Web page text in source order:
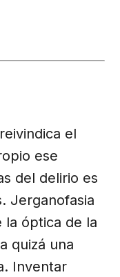
el
ese
del delirio es
Jerganofasia
la óptica de la
quizá una
Inventar